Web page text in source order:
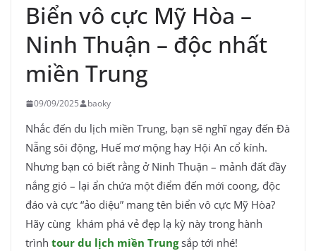
Biển vô cực Mỹ Hòa –
Ninh Thuận – độc nhất
miền Trung
09/09/2025 baoky
Nhắc đến du lịch miền Trung, bạn sẽ nghĩ ngay đến Đà
Nẵng sôi động, Huế mơ mộng hay Hội An cổ kính.
Nhưng bạn có biết rằng ở Ninh Thuận – mảnh đất đầy
nắng gió – lại ẩn chứa một điểm đến mới coong, độc
đáo và cực “ảo diệu” mang tên biển vô cực Mỹ Hòa?
Hãy cùng khám phá vẻ đẹp lạ kỳ này trong hành
trình tour du lịch miền Trung sắp tới nhé!